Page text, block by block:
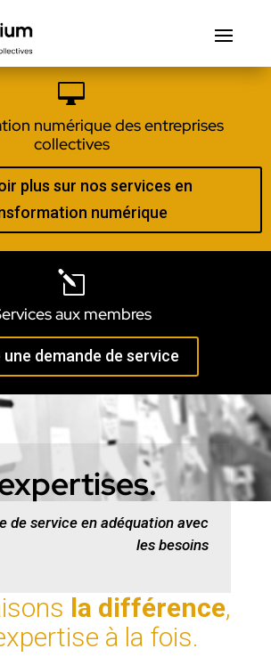

numérique des entreprises
collectives
plus sur nos services en
numérique
l
aux membres
une demande de service
de service en adéquation avec
les besoins
la différence,
à la fois.